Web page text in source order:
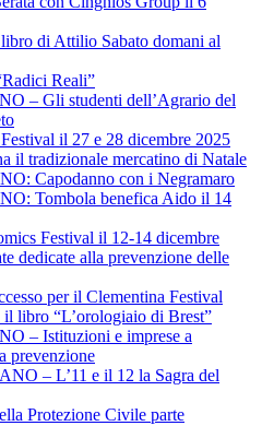
di Attilio Sabato domani al
Reali”
– Gli studenti dell’Agrario del
il 27 e 28 dicembre 2025
il tradizionale mercatino di Natale
Capodanno con i Negramaro
Tombola benefica Aido il 14
Festival il 12-14 dicembre
dedicate alla prevenzione delle
per il Clementina Festival
libro “L’orologiaio di Brest”
– Istituzioni e imprese a
prevenzione
– L’11 e il 12 la Sagra del
Protezione Civile parte